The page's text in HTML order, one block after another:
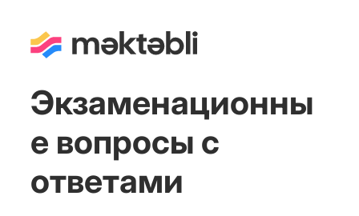
Экзаменационны
е вопросы с
ответами